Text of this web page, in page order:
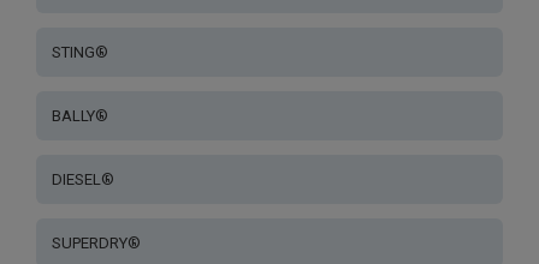
STING®
BALLY®
DIESEL®
SUPERDRY®